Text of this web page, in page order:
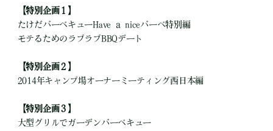
【特別企画１】
たけだバーベキューHave ａ niceバーベ特別編
モテるためのラブラブBBQデート
【特別企画２】
2014年キャンプ場オーナーミーティング西日本編
【特別企画３】
大型グリルでガーデンバーベキュー